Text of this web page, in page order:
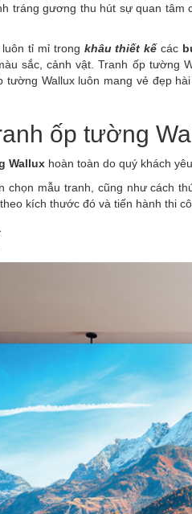
tráng gương thu hút sự quan tâm
tỉ mỉ trong khâu thiết kếcác
sắc, cảnh vật. Tranh ốp tường
tường Wallux luôn mang vẻ đẹp
ốp tường
Walluxhoàn toàn do quý khách yêu
chọn mẫu tranh, cũng như cách
kích thước đó và tiến hành thi